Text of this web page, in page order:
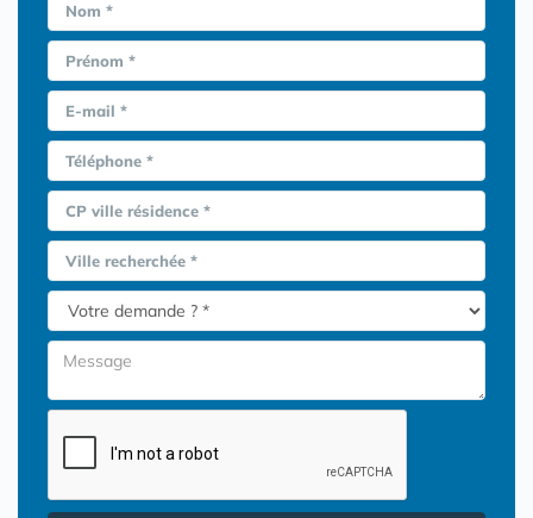
Nom *
Prénom *
E-mail *
Téléphone *
CP ville résidence *
Ville recherchée *